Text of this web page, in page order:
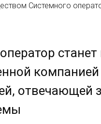
Системного
станет
отвечающей